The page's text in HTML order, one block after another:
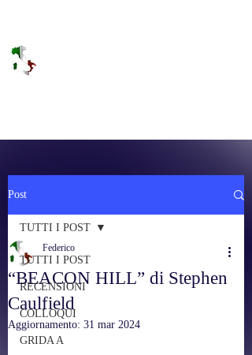
Post
TUTTI I POST
RECENSIONI
COLLOQUI
GRIDA A
TUTTI I POST
“BEACON HILL” di Stephen
Caulfield
Federico
Aggiornamento: 31 mar 2024